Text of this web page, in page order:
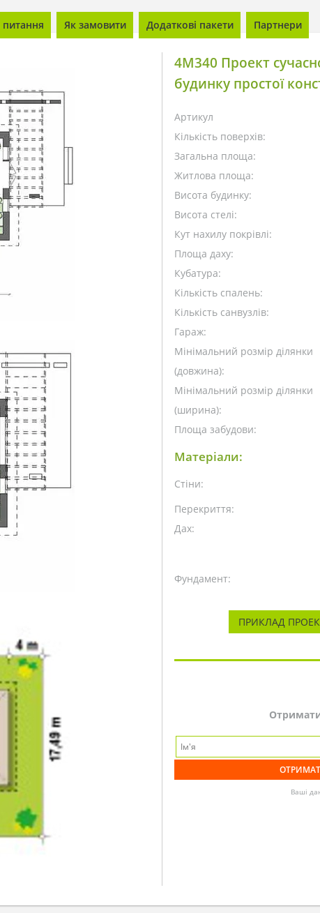
питання Як замовити Додаткові пакети Партнери
4M340 Проект
будинку простої
Артикул
Кількість поверхів:
Загальна площа:
Житлова площа:
Висота будинку:
Висота стелі:
Кут нахилу покрівлі:
Площа даху:
Кубатура:
Кількість спалень:
Кількість санвузлів:
Гараж:
Мінімальний розмір ділянки
(довжина):
Мінімальний розмір ділянки
(ширина):
Площа забудови:
Матеріали:
Стіни:
Перекриття:
Дах:
Фундамент:
ПРИКЛАД
Ваші